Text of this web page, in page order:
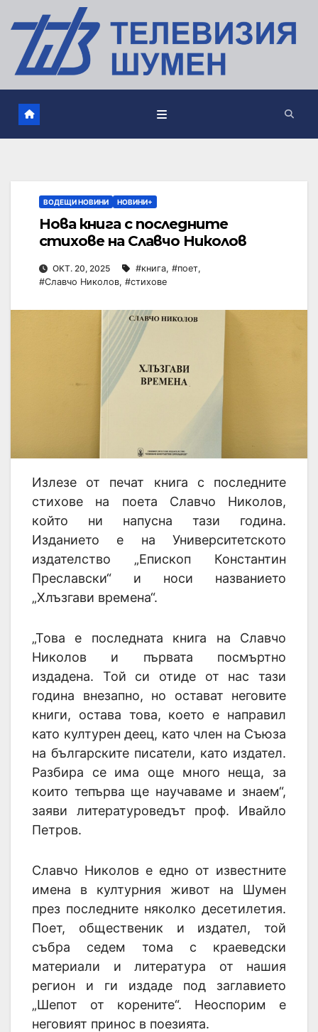
ВОДЕЩИ НОВИНИ НОВИНИ+
Нова книга с последните
стихове на Славчо Николов
ОКТ. 20, 2025 #книга, #поет,
#Славчо Николов, #стихове
Излезе от печат книга с последните
стихове на поета Славчо Николов,
който ни напусна тази година.
Изданието е на Университетското
издателство „Епископ Константин
Преславски“ и носи названието
„Хлъзгави времена“.
„Това е последната книга на Славчо
Николов и първата посмъртно
издадена. Той си отиде от нас тази
година внезапно, но остават неговите
книги, остава това, което е направил
като културен деец, като член на Съюза
на българските писатели, като издател.
Разбира се има още много неща, за
които тепърва ще научаваме и знаем“,
заяви литературоведът проф. Ивайло
Петров.
Славчо Николов е едно от известните
имена в културния живот на Шумен
през последните няколко десетилетия.
Поет, общественик и издател, той
събра седем тома с краеведски
материали и литература от нашия
регион и ги издаде под заглавието
„Шепот от корените“. Неоспорим е
неговият принос в поезията.